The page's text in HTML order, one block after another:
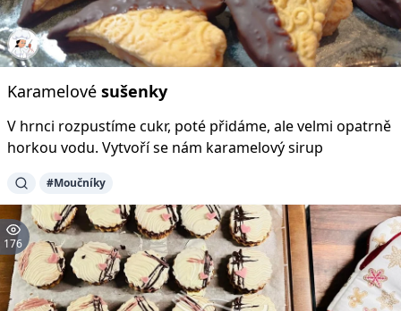
Karamelové sušenky
V hrnci rozpustíme cukr, poté přidáme, ale velmi opatrně
horkou vodu. Vytvoří se nám karamelový sirup
#Moučníky
176